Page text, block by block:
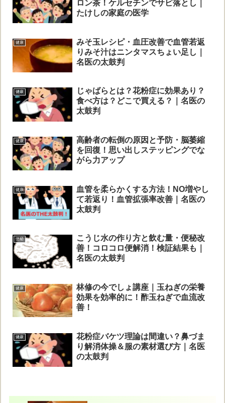
ロン茶！ケルセチンでサビ落とし｜
たけしの家庭の医学
健康
みそ玉レシピ・血圧改善で血管若返
りみそ汁はニンタマスちょい足し｜
名医の太鼓判
健康
じゃばらとは？花粉症に効果あり？
食べ方は？どこで買える？｜名医の
太鼓判
健康
高齢者の転倒の原因と予防・脳萎縮
を回復！思い出しステッピングでな
がら力アップ
健康
血管を柔らかくする方法！NO増やし
て若返り！血管拡張率改善｜名医の
太鼓判
便秘
こうじ水の作り方と飲む量・便秘改
善！コロコロ便解消！検証結果も｜
名医の太鼓判
健康
林修の今でしょ講座｜玉ねぎの栄養
効果を効率的に！酢玉ねぎで血流改
善！
健康
花粉症バケツ理論は間違い？鼻づま
り解消体操＆服の素材選び方｜名医
の太鼓判